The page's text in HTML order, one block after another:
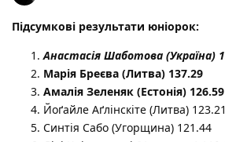
Підсумкові результати юніорок:
Анастасія Шаботова (Україна)
Марія Бреєва (Литва) 137.29
Амалія Зеленяк (Естонія) 126.59
Йоґайле Аґлінскіте (Литва) 123.21
Синтія Сабо (Угорщина) 121.44